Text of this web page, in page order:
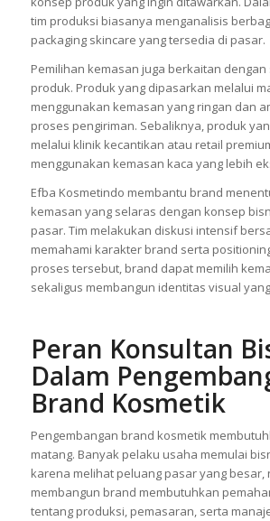
tim produksi biasanya menganalisis
packaging skincare yang tersedia di pasar.
Pemilihan kemasan juga berkaitan
produk. Produk yang dipasarkan melalui
menggunakan kemasan yang ringan dan
proses pengiriman. Sebaliknya, produk
melalui klinik kecantikan atau retail
menggunakan kemasan kaca yang lebih
Efba Kosmetindo membantu brand
kemasan yang selaras dengan konsep
pasar. Tim melakukan diskusi intensif
memahami karakter brand serta
proses tersebut, brand dapat memilih
sekaligus membangun identitas visual
Peran Konsultan
Dalam
Brand Kosmetik
Pengembangan brand kosmetik
matang. Banyak pelaku usaha memulai
karena melihat peluang pasar yang besar,
membangun brand membutuhkan
tentang produksi, pemasaran, serta